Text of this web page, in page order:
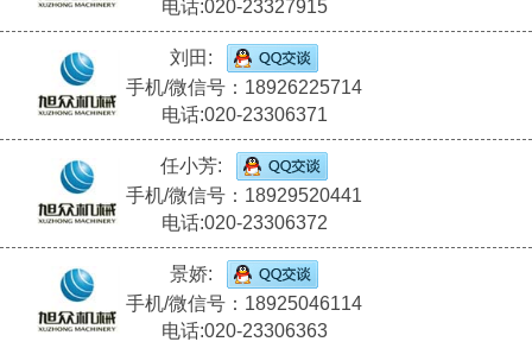
电话:020-23327915
刘田:
手机/微信号：18926225714
电话:020-23306371
任小芳:
手机/微信号：18929520441
电话:020-23306372
景娇:
手机/微信号：18925046114
电话:020-23306363